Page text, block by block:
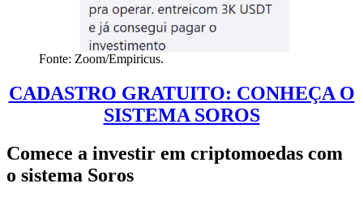
Fonte: Zoom/Empiricus.
CADASTRO GRATUITO: CONHEÇA O
SISTEMA SOROS
Comece a investir em criptomoedas com
o sistema Soros